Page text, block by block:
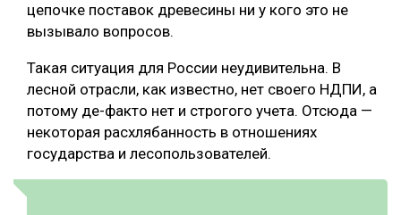
цепочке поставок древесины ни у кого это не
вызывало вопросов.
Такая ситуация для России неудивительна. В
лесной отрасли, как известно, нет своего НДПИ, а
потому де-факто нет и строгого учета. Отсюда —
некоторая расхлябанность в отношениях
государства и лесопользователей.